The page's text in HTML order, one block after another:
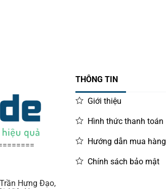
Hưng Đạo,
THÔNG TIN
Giới thiệu
Hình thức thanh toán
Hướng dẫn mua hàng
Chính sách bảo mật